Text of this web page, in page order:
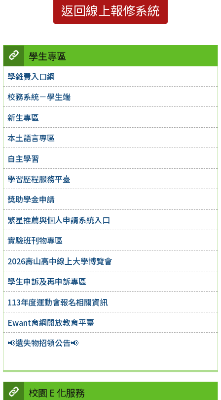
學生專區
學雜費入口網
校務系統－學生端
新生專區
本土語言專區
自主學習
學習歷程服務平臺
獎助學金申請
繁星推薦與個人申請系統入口
實驗班刊物專區
2026壽山高中線上大學博覽會
學生申訴及再申訴專區
113年度運動會報名相關資訊
Ewant育網開放教育平臺
📢遺失物招領公告📢
校園 E 化服務
返回線上報修系統